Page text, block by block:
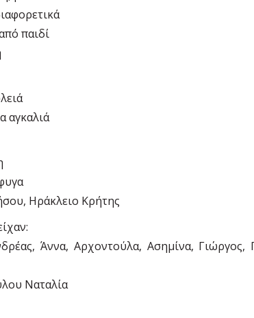
παιδί
αγκαλιά
Ηράκλειο Κρήτης
Άννα, Αρχοντούλα, Ασημίνα,
Ναταλία